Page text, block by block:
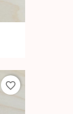
favorite_border